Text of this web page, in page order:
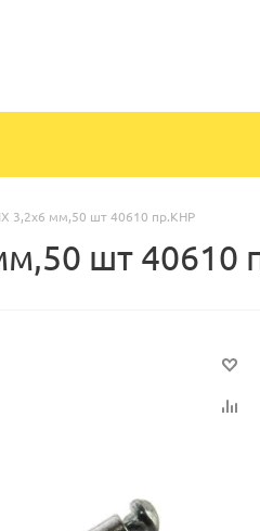
3,2х6 мм,50 шт 40610 пр.КНР
шт 40610